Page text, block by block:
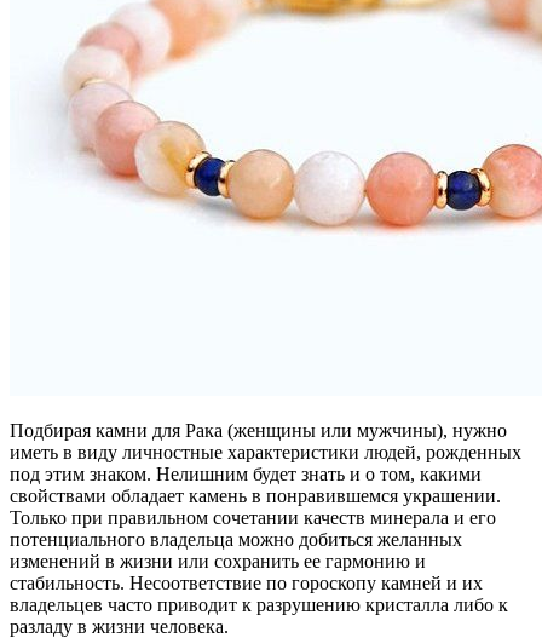
Подбирая камни для Рака (женщины или мужчины), нужно
иметь в виду личностные характеристики людей, рожденных
под этим знаком. Нелишним будет знать и о том, какими
свойствами обладает камень в понравившемся украшении.
Только при правильном сочетании качеств минерала и его
потенциального владельца можно добиться желанных
изменений в жизни или сохранить ее гармонию и
стабильность. Несоответствие по гороскопу камней и их
владельцев часто приводит к разрушению кристалла либо к
разладу в жизни человека.